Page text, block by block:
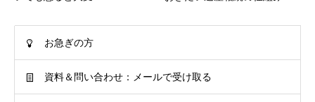
お急ぎの方
資料＆問い合わせ：メールで受け取る